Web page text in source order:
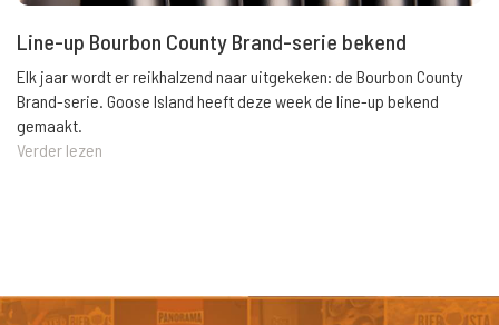
Line-up Bourbon County Brand-serie bekend
Elk jaar wordt er reikhalzend naar uitgekeken: de Bourbon County
Brand-serie. Goose Island heeft deze week de line-up bekend
gemaakt.
Verder lezen